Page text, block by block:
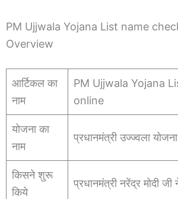
PM Ujjwala Yojana List name
Overview
आर्टिकल का
नाम
PM Ujjwala Yojana
online
योजना का
नाम
प्रधानमंत्री उज्ज्वला
किसने शुरू
किये
प्रधानमंत्री नरेंद्र मोदी जी